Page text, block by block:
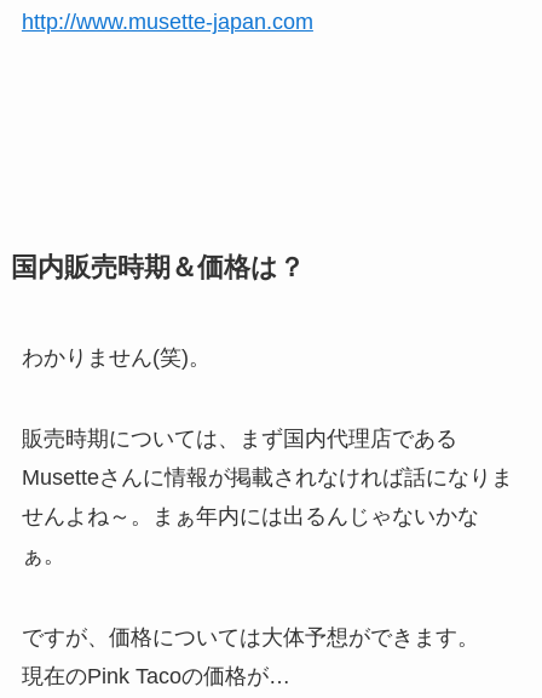
http://www.musette-japan.com
国内販売時期＆価格は？
わかりません(笑)。
販売時期については、まず国内代理店である
Musetteさんに情報が掲載されなければ話になりま
せんよね～。まぁ年内には出るんじゃないかな
ぁ。
ですが、価格については大体予想ができます。
現在のPink Tacoの価格が…